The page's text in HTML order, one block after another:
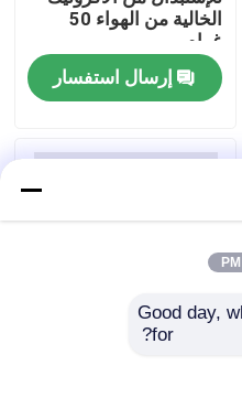
الخالية من الهواء 50
غرام
إرسال استفسار
Good day,
for?